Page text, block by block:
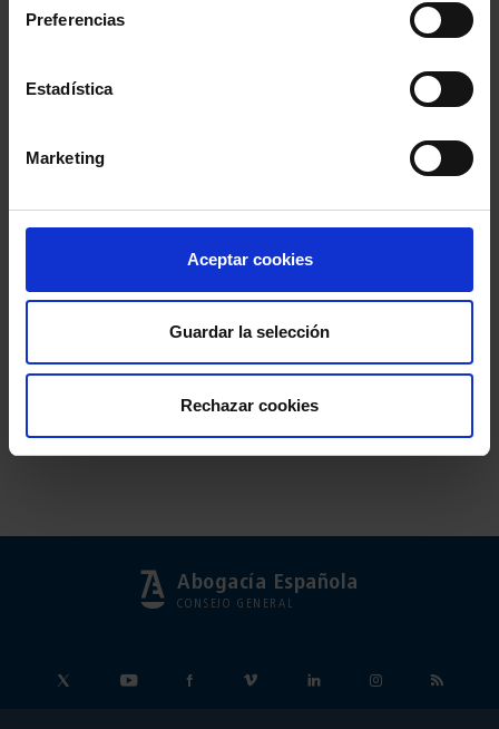
Preferencias
Estadística
Marketing
Aceptar cookies
Guardar la selección
Rechazar cookies
Abogacía Española
CONSEJO GENERAL